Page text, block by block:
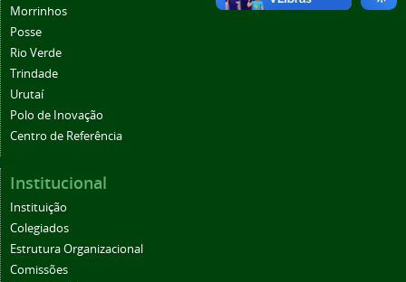
Morrinhos
Posse
Rio Verde
Trindade
Urutaí
Polo de Inovação
Centro de Referência
Institucional
Instituição
Colegiados
Estrutura Organizacional
Comissões